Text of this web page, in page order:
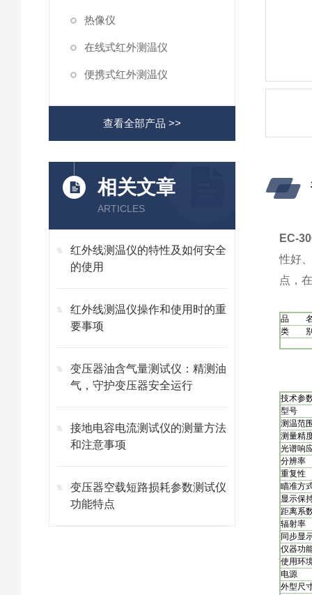
热像仪
在线式红外测温仪
便携式红外测温仪
查看全部产品 >>
相关文章
ARTICLES
红外线测温仪的特性及如何安全
的使用
红外线测温仪操作和使用时的重
要事项
变压器油含气量测试仪：精测油
气，守护变压器安全运行
接地电容电流测试仪的测量方法
和注意事项
变压器空载短路损耗参数测试仪
功能特点
EC-
性好
点，
品 名
类 别
技术参
型号
测温范
测量精
光谱响
分辨率
重复性
瞄准方
显示保
距离系
辐射率
同步显
仪器功
使用环
电源
外型尺